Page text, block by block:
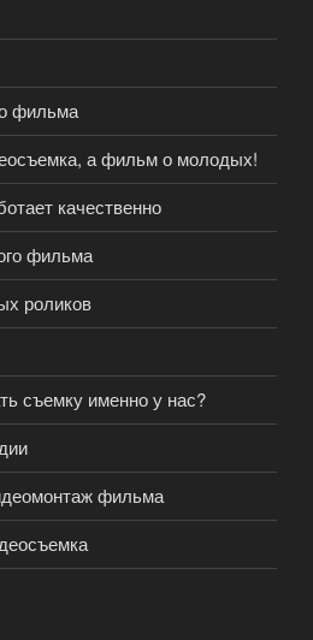
фильма
а фильм о молодых!
качественно
фильма
роликов
съемку именно у нас?
фильма